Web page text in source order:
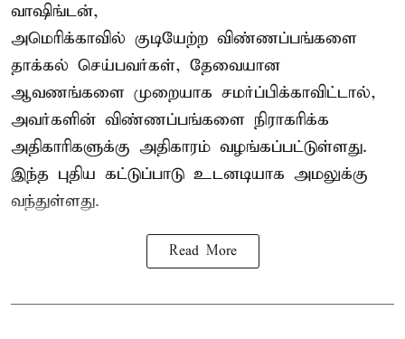
வாஷிங்டன்,
அமெரிக்காவில் குடியேற்ற விண்ணப்பங்களை
தாக்கல் செய்பவர்கள், தேவையான
ஆவணங்களை முறையாக சமர்ப்பிக்காவிட்டால்,
அவர்களின் விண்ணப்பங்களை நிராகரிக்க
அதிகாரிகளுக்கு அதிகாரம் வழங்கப்பட்டுள்ளது.
இந்த புதிய கட்டுப்பாடு உடனடியாக அமலுக்கு
வந்துள்ளது.
Read More